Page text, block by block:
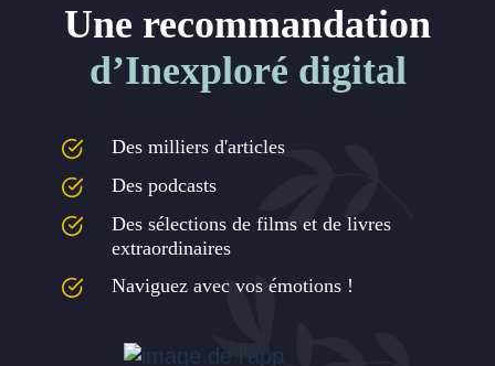
Une recommandation
d’Inexploré digital
Des milliers d'articles
Des podcasts
Des sélections de films et de livres
extraordinaires
Naviguez avec vos émotions !